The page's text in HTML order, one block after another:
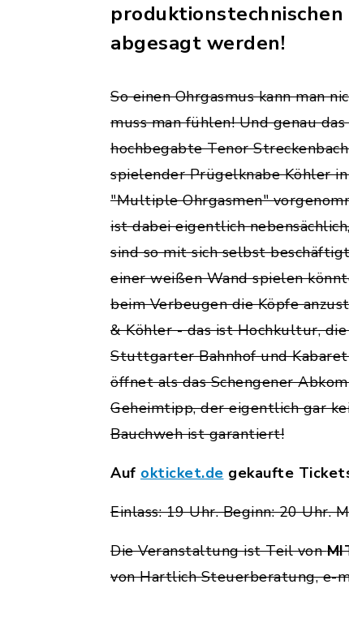
abgesagt werden!
So einen Ohrgasmus kann man
muss man fühlen! Und genau
hochbegabte Tenor
spielender Prügelknabe Köhler
"Multiple Ohrgasmen"
ist dabei eigentlich
sind so mit sich selbst
einer weißen Wand spielen
beim Verbeugen die Köpfe
& Köhler - das ist Hochkultur,
Stuttgarter Bahnhof und
öffnet als das Schengener
Geheimtipp, der eigentlich gar
Bauchweh ist garantiert!
Auf okticket.de gekaufte
Einlass: 19 Uhr. Beginn: 20 Uhr.
Die Veranstaltung ist Teil von
von Hartlich Steuerberatung, e-